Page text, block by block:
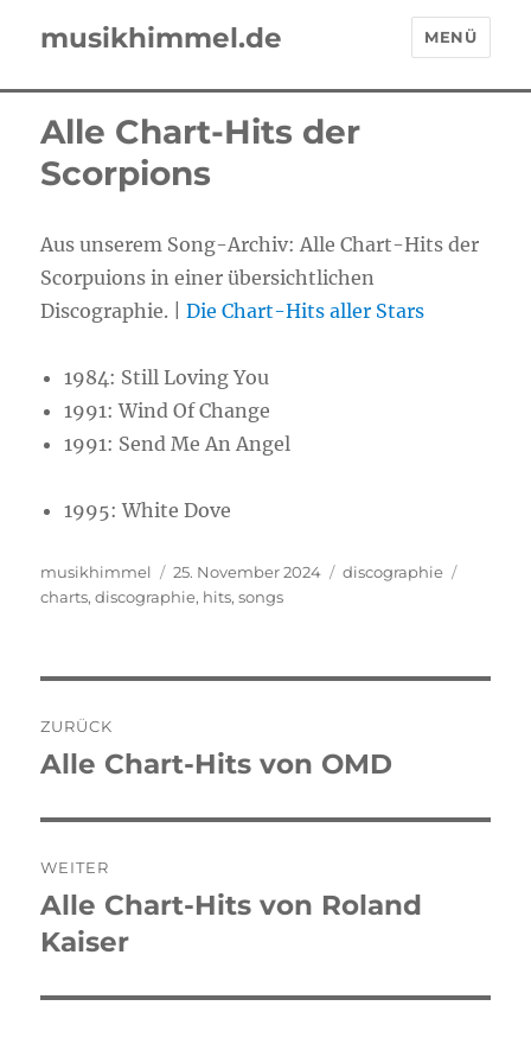
musikhimmel.de MENÜ
Alle Chart-Hits der
Scorpions
Aus unserem Song-Archiv: Alle Chart-Hits der
Scorpuions in einer übersichtlichen
Discographie. |Die Chart-Hits aller Stars
1984: Still Loving You
1991: Wind Of Change
1991: Send Me An Angel
1995: White Dove
Autor
musikhimmel
Veröffentlicht
am
25. November 2024 Kategorien
discographie
charts,discographie, hits,songs
ZURÜCK
Vorheriger
Alle Chart-Hits von OMD
WEITER
Nächster
Beitrag:
Alle Chart-Hits von Roland
Kaiser